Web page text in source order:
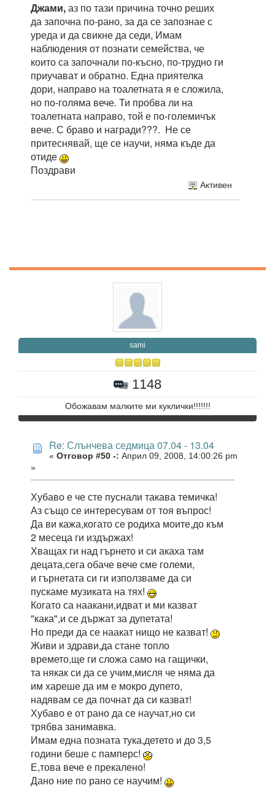
Джами,аз по тази причина точно реших
да започна по-рано, за да се запознае с
уреда и да свикне да седи, Имам
наблюдения от познати семейства, че
които са започнали по-късно, по-трудно ги
приучават и обратно. Една приятелка
дори, направо на тоалетната я е сложила,
но по-голяма вече. Ти пробва ли на
тоалетната направо, той е по-големичък
вече. С браво и награди???. Не се
притеснявай, ще се научи, няма къде да
отиде
Поздрави
Активен
sami
1148
Обожавам малките ми куклички!!!!!!!
Re: Слънчева седмица 07.04 - 13.04
« Отговор #50 -: Април 09, 2008, 14:00:26 pm
»
Хубаво е че сте пуснали такава темичка!
Аз също се интересувам от тоя въпрос!
Да ви кажа,когато се родиха моите,до към
2 месеца ги издържах!
Хващах ги над гърнето и си акаха там
децата,сега обаче вече сме големи,
и гърнетата си ги използваме да си
пускаме музиката на тях!
Когато са наакани,идват и ми казват
"кака",и се държат за дупетата!
Но преди да се наакат нищо не казват!
Живи и здрави,да стане топло
времето,ще ги сложа само на гащички,
та някак си да се учим,мисля че няма да
им хареше да им е мокро дупето,
надявам се да почнат да си казват!
Хубаво е от рано да се научат,но си
трябва занимавка.
Имам една позната тука,детето и до 3,5
години беше с памперс!
Е,това вече е прекалено!
Дано ние по рано се научим!